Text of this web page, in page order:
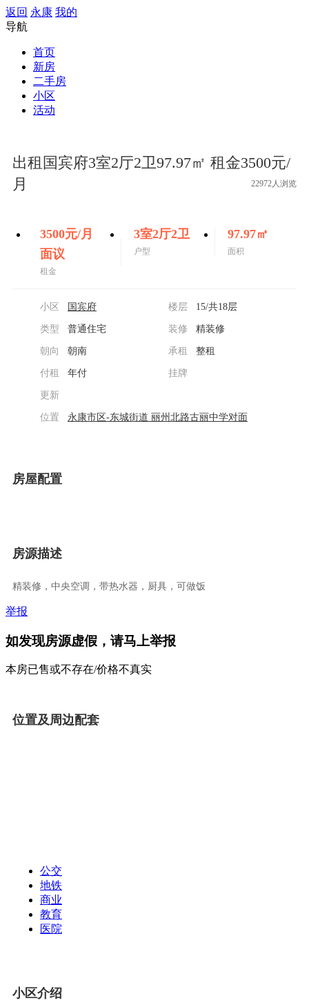
返回 永康 我的
导航
首页
新房
二手房
小区
活动
出租国宾府3室2厅2卫97.97㎡ 租金3500元/
月
22972人浏览
3500元/月
面议
租金
3室2厅2卫
户型
97.97㎡
面积
小区 国宾府 楼层 15/共18层
类型 普通住宅 装修 精装修
朝向 朝南 承租 整租
付租 年付 挂牌
更新
位置 永康市区-东城街道 丽州北路古丽中学对面
房屋配置
房源描述
精装修，中央空调，带热水器，厨具，可做饭
举报
如发现房源虚假，请马上举报
本房已售或不存在/价格不真实
位置及周边配套
公交
地铁
商业
教育
医院
小区介绍